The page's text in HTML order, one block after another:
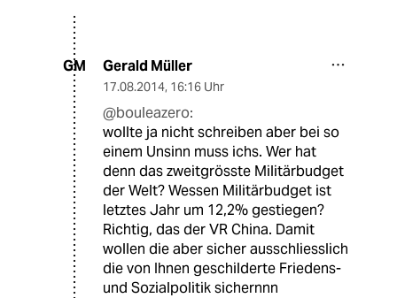
GM Gerald Müller
17.08.2014, 16:16 Uhr
@bouleazero:
wollte ja nicht schreiben aber bei so
einem Unsinn muss ichs. Wer hat
denn das zweitgrösste Militärbudget
der Welt? Wessen Militärbudget ist
letztes Jahr um 12,2% gestiegen?
Richtig, das der VR China. Damit
wollen die aber sicher ausschliesslich
die von Ihnen geschilderte Friedens-
und Sozialpolitik sichernnn